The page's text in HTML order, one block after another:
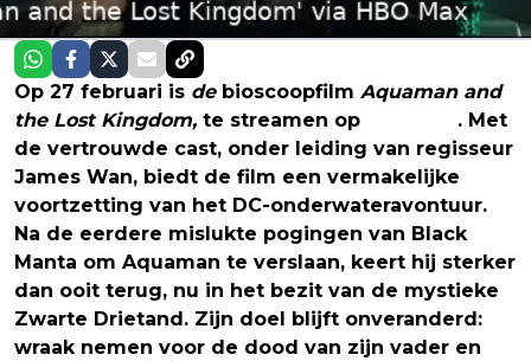
Op 27 februari is de bioscoopfilm Aquaman and
the Lost Kingdom, te streamen op
. Met
de vertrouwde cast, onder leiding van regisseur
James Wan, biedt de film een vermakelijke
voortzetting van het DC-onderwateravontuur.
Na de eerdere mislukte pogingen van Black
Manta om Aquaman te verslaan, keert hij sterker
dan ooit terug, nu in het bezit van de mystieke
Zwarte Drietand. Zijn doel blijft onveranderd:
wraak nemen voor de dood van zijn vader en